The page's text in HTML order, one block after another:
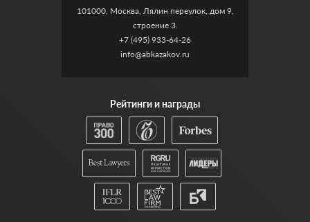
101000, Москва, Лялин переулок, дом 9,
строение 3.
+7 (495) 933-64-26
info@abkazakov.ru
Рейтинги и награды